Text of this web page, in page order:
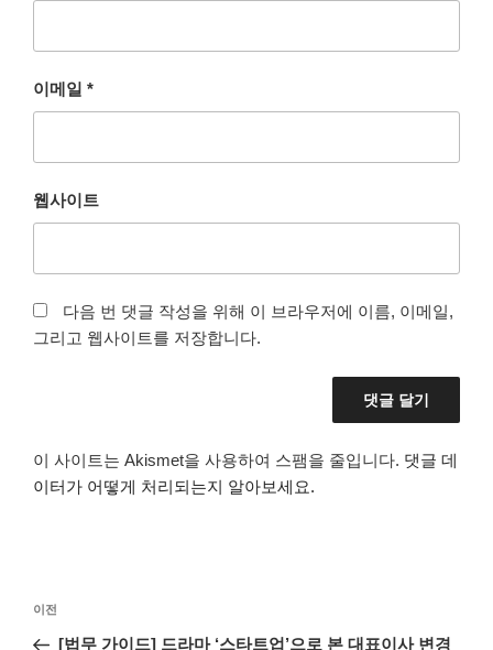
이메일 *
웹사이트
다음 번 댓글 작성을 위해 이 브라우저에 이름, 이메일,
그리고 웹사이트를 저장합니다.
이 사이트는 Akismet을 사용하여 스팸을 줄입니다. 댓글 데
이터가 어떻게 처리되는지 알아보세요.
이
전
이전
[법무 가이드] 드라마 ‘스타트업’으로 본 대표이사 변경